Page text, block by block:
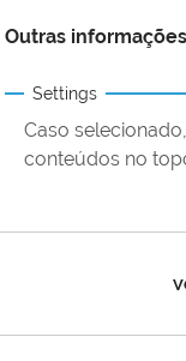
Outras informações
Settings
Caso
conteúdos no